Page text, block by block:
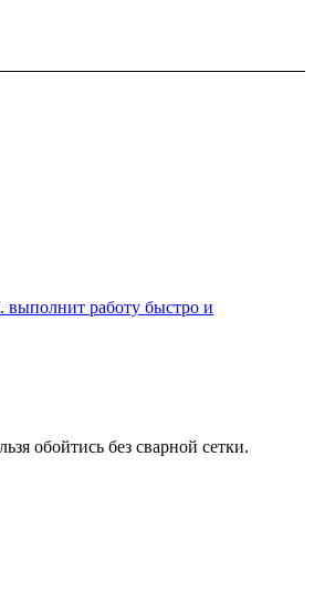
выполнит работу быстро и
обойтись без сварной сетки.